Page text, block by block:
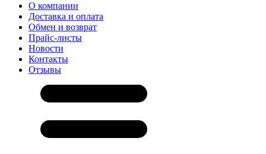
О компании
Доставка и оплата
Обмен и возврат
Прайс-листы
Новости
Контакты
Отзывы